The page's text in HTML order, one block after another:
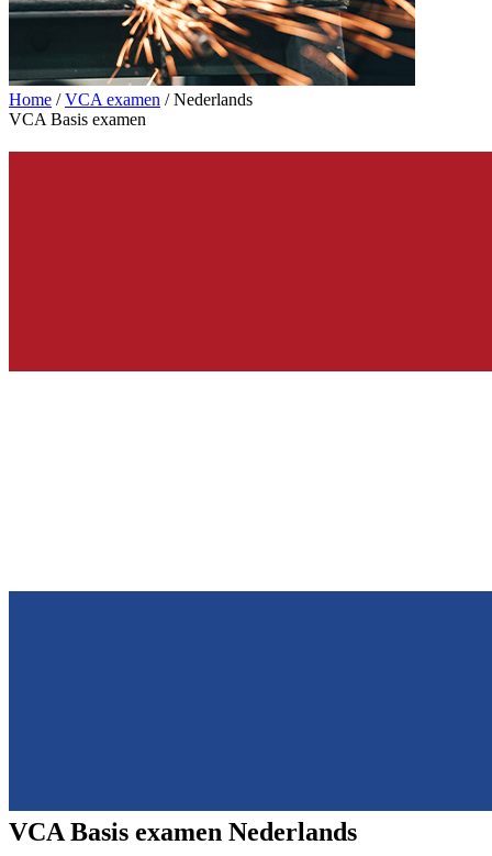
Home / VCA examen / Nederlands
VCA Basis examen
VCA Basis examen Nederlands